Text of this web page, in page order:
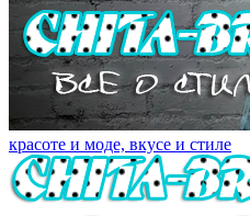
красоте и моде, вкусе и стиле